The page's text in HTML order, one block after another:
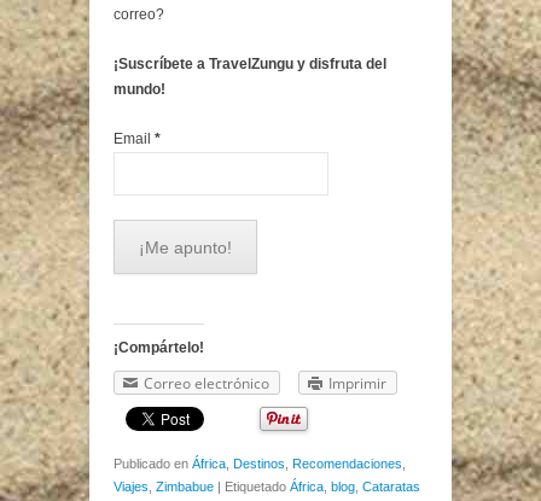
correo?
¡Suscríbete a TravelZungu y disfruta del
mundo!
Email *
¡Compártelo!
Correo electrónico Imprimir
Publicado en África, Destinos, Recomendaciones,
Viajes, Zimbabue Etiquetado África, blog, Cataratas